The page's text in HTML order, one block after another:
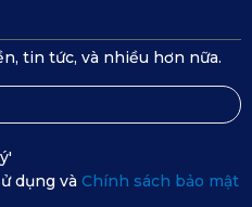
tin tức, và nhiều hơn nữa.
dụng và Chính sách bảo mật